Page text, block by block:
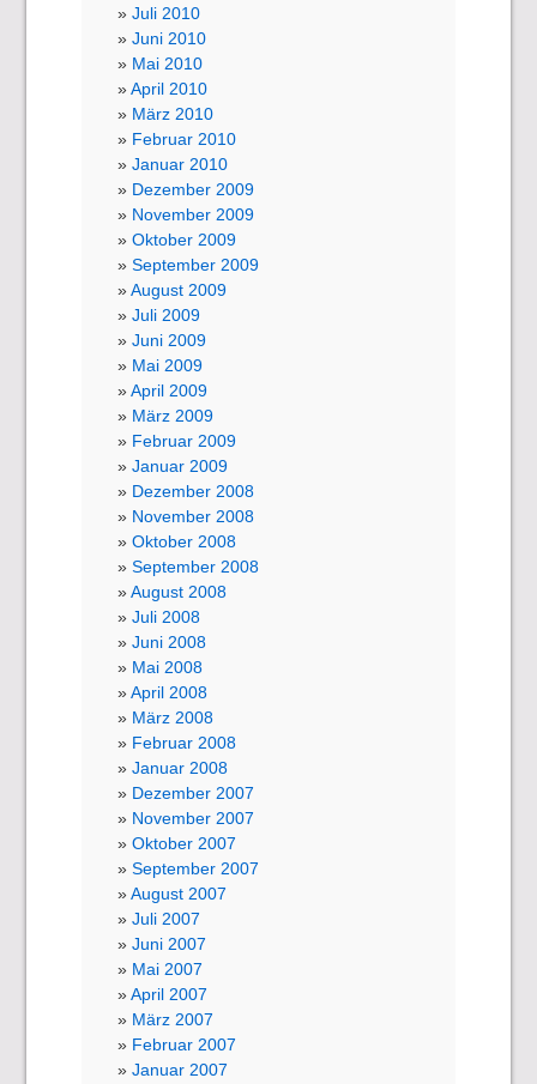
Juli 2010
Juni 2010
Mai 2010
April 2010
März 2010
Februar 2010
Januar 2010
Dezember 2009
November 2009
Oktober 2009
September 2009
August 2009
Juli 2009
Juni 2009
Mai 2009
April 2009
März 2009
Februar 2009
Januar 2009
Dezember 2008
November 2008
Oktober 2008
September 2008
August 2008
Juli 2008
Juni 2008
Mai 2008
April 2008
März 2008
Februar 2008
Januar 2008
Dezember 2007
November 2007
Oktober 2007
September 2007
August 2007
Juli 2007
Juni 2007
Mai 2007
April 2007
März 2007
Februar 2007
Januar 2007